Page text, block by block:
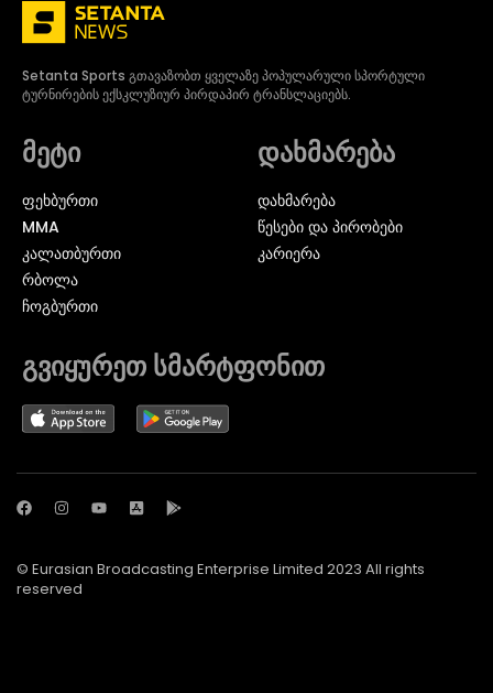
Setanta Sports გთავაზობთ ყველაზე პოპულარული სპორტული
ტურნირების ექსკლუზიურ პირდაპირ ტრანსლაციებს.
მეტი
ᲤᲔᲮᲑᲣᲠᲗᲘ
MMA
ᲙᲐᲚᲐᲗᲑᲣᲠᲗᲘ
ᲠᲑᲝᲚᲐ
ᲩᲝᲒᲑᲣᲠᲗᲘ
დახმარება
დახმარება
წესები და პირობები
კარიერა
გვიყურეთ სმარტფონით
© Eurasian Broadcasting Enterprise Limited 2023 All rights
reserved